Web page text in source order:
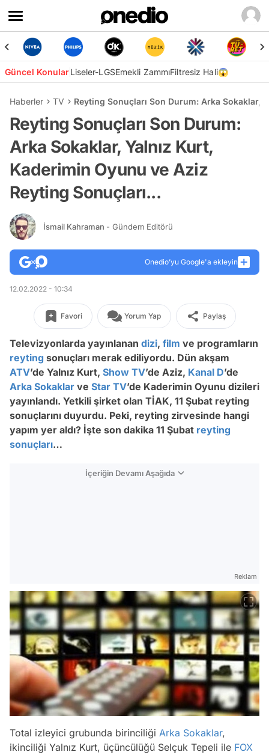
Güncel KonularLiseler-LGSEmekli ZammıFiltresiz Hali😱
Haberler TV Reyting Sonuçları Son Durum: Arka Sokaklar,
Reyting Sonuçları Son Durum:
Arka Sokaklar, Yalnız Kurt,
Kaderimin Oyunu ve Aziz
Reyting Sonuçları...
İsmail Kahraman - Gündem Editörü
Onedio’yu Google'a ekleyin
12.02.2022 - 10:34
Favori Yorum Yap Paylaş
Televizyonlarda yayınlanan dizi, film ve programların
reyting sonuçları merak ediliyordu. Dün akşam
ATV’de Yalnız Kurt, Show TV’de Aziz, Kanal D’de
Arka Sokaklar ve Star TV’de Kaderimin Oyunu dizileri
yayınlandı. Yetkili şirket olan TİAK, 11 Şubat reyting
sonuçlarını duyurdu. Peki, reyting zirvesinde hangi
yapım yer aldı? İşte son dakika 11 Şubat reyting
sonuçları…
İçeriğin Devamı Aşağıda
Reklam
Total izleyici grubunda birinciliği Arka Sokaklar,
ikinciliği Yalnız Kurt, üçüncülüğü Selçuk Tepeli ile FOX